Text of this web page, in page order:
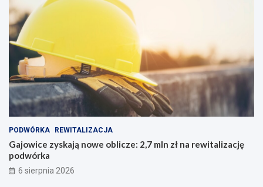
PODWÓRKA REWITALIZACJA
Gajowice zyskają nowe oblicze: 2,7 mln zł na rewitalizację
podwórka
6 sierpnia 2026